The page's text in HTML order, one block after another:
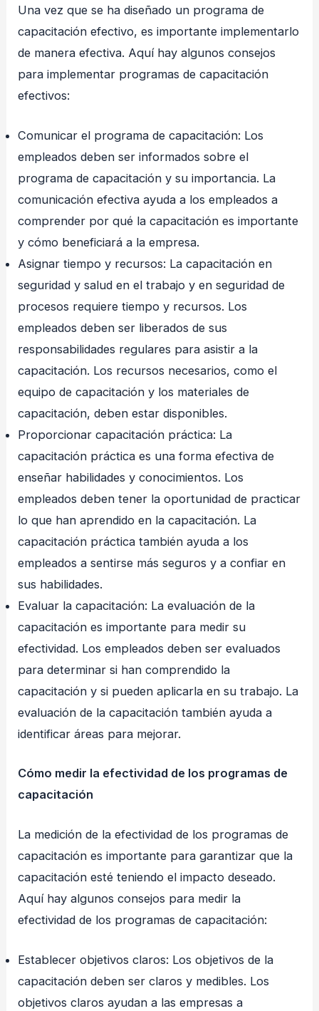
Una vez que se ha diseñado un programa de
capacitación efectivo, es importante implementarlo
de manera efectiva. Aquí hay algunos consejos
para implementar programas de capacitación
efectivos:
Comunicar el programa de capacitación: Los
empleados deben ser informados sobre el
programa de capacitación y su importancia. La
comunicación efectiva ayuda a los empleados a
comprender por qué la capacitación es importante
y cómo beneficiará a la empresa.
Asignar tiempo y recursos: La capacitación en
seguridad y salud en el trabajo y en seguridad de
procesos requiere tiempo y recursos. Los
empleados deben ser liberados de sus
responsabilidades regulares para asistir a la
capacitación. Los recursos necesarios, como el
equipo de capacitación y los materiales de
capacitación, deben estar disponibles.
Proporcionar capacitación práctica: La
capacitación práctica es una forma efectiva de
enseñar habilidades y conocimientos. Los
empleados deben tener la oportunidad de practicar
lo que han aprendido en la capacitación. La
capacitación práctica también ayuda a los
empleados a sentirse más seguros y a confiar en
sus habilidades.
Evaluar la capacitación: La evaluación de la
capacitación es importante para medir su
efectividad. Los empleados deben ser evaluados
para determinar si han comprendido la
capacitación y si pueden aplicarla en su trabajo. La
evaluación de la capacitación también ayuda a
identificar áreas para mejorar.
Cómo medir la efectividad de los programas de
capacitación
La medición de la efectividad de los programas de
capacitación es importante para garantizar que la
capacitación esté teniendo el impacto deseado.
Aquí hay algunos consejos para medir la
efectividad de los programas de capacitación:
Establecer objetivos claros: Los objetivos de la
capacitación deben ser claros y medibles. Los
objetivos claros ayudan a las empresas a